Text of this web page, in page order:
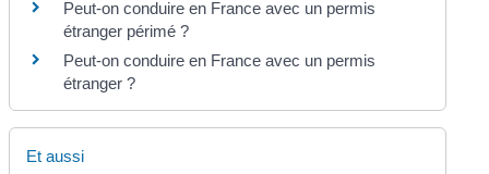
Peut-on conduire en France avec un permis
étranger périmé ?
Peut-on conduire en France avec un permis
étranger ?
Et aussi